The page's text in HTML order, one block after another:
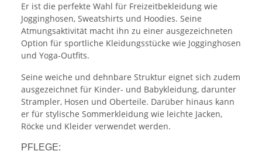
Er ist die perfekte Wahl für Freizeitbekleidung wie
Jogginghosen, Sweatshirts und Hoodies. Seine
Atmungsaktivität macht ihn zu einer ausgezeichneten
Option für sportliche Kleidungsstücke wie Jogginghosen
und Yoga-Outfits.
Seine weiche und dehnbare Struktur eignet sich zudem
ausgezeichnet für Kinder- und Babykleidung, darunter
Strampler, Hosen und Oberteile. Darüber hinaus kann
er für stylische Sommerkleidung wie leichte Jacken,
Röcke und Kleider verwendet werden.
PFLEGE: